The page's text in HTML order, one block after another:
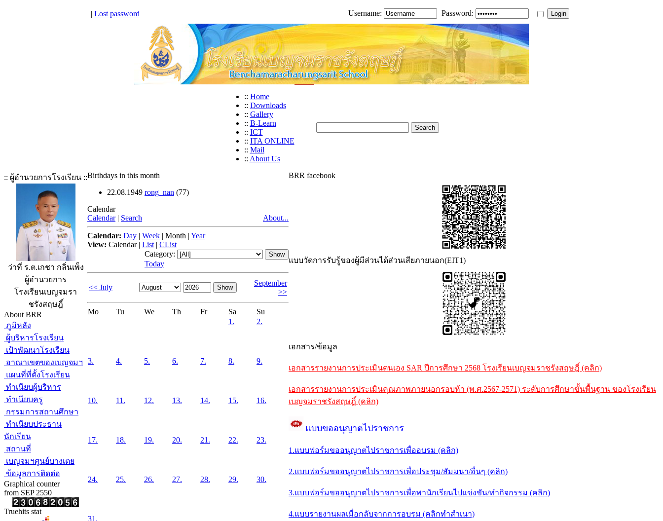
| Lost password Username: Password:
:: Home
:: Downloads
:: Gallery
:: B-Learn
:: ICT
:: ITA ONLINE
:: Mail
:: About Us
:: ผู้อำนวยการโรงเรียน ::
ว่าที่ ร.ต.เกชา กลิ่นเพ็ง
ผู้อำนวยการ
โรงเรียนเบญจมรา
ชรังสฤษฎิ์
About BRR
ภูมิหลัง
ผู้บริหารโรงเรียน
เป้าพัฒนาโรงเรียน
อาณาเขตของเบญจมฯ
แผนที่ที่ตั้งโรงเรียน
ทำเนียบผู้บริหาร
ทำเนียบครู
กรรมการสถานศึกษา
ทำเนียบประธาน
นักเรียน
สถานที่
เบญจมฯศูนย์บางเตย
ข้อมูลการติดต่อ
Graphical counter
from SEP 2550
Truehits stat
Birthdays in this month
22.08.1949 rong_nan (77)
Calendar
Calendar | Search About...
Calendar: Day | Week | Month | Year
View: Calendar| List | CList
Category:
Today
<< July
September
>>
Mo Tu We Th Fr Sa
Su
1.
2.
3. 4. 5. 6. 7. 8. 9.
10. 11. 12. 13. 14. 15. 16.
17. 18. 19. 20. 21. 22. 23.
24. 25. 26. 27. 28. 29. 30.
31.
BRR facebook
แบบวัดการรับรู้ของผู้มีส่วนได้ส่วนเสียภายนอก(EIT1)
เอกสาร/ข้อมูล
เอกสารรายงานการประเมินตนเอง SAR ปีการศึกษา 2568 โรงเรียนเบญจมราชรังสฤษฎิ์ (คลิก)
เอกสารรายงานการประเมินคุณภาพภายนอกรอบห้า (พ.ศ.2567-2571) ระดับการศึกษาขั้นพื้นฐาน ของโรงเรียน
เบญจมราชรังสฤษฎิ์ (คลิก)
แบบขออนุญาตไปราชการ
1.แบบฟอร์มขออนุญาตไปราชการเพื่ออบรม (คลิก)
2.แบบฟอร์มขออนุญาตไปราชการเพื่อประชุม/สัมมนา/อื่นๆ (คลิก)
3.แบบฟอร์มขออนุญาตไปราชการเพื่อพานักเรียนไปแข่งขัน/ทำกิจกรรม (คลิก)
4.แบบรายงานผลเมื่อกลับจากการอบรม (คลิกทำสำเนา)